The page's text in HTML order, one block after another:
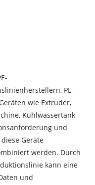
PE-
wie Extruder,
Kühlwassertank
und
Geräte
werden. Durch
kann eine
und